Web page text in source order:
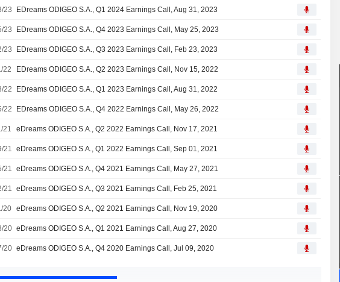
23 EDreams ODIGEO S.A., Q1 2024 Earnings Call, Aug 31, 2023
23 EDreams ODIGEO S.A., Q4 2023 Earnings Call, May 25, 2023
23 EDreams ODIGEO S.A., Q3 2023 Earnings Call, Feb 23, 2023
22 EDreams ODIGEO S.A., Q2 2023 Earnings Call, Nov 15, 2022
22 EDreams ODIGEO S.A., Q1 2023 Earnings Call, Aug 31, 2022
22 EDreams ODIGEO S.A., Q4 2022 Earnings Call, May 26, 2022
21 eDreams ODIGEO S.A., Q2 2022 Earnings Call, Nov 17, 2021
21 eDreams ODIGEO S.A., Q1 2022 Earnings Call, Sep 01, 2021
21 eDreams ODIGEO S.A., Q4 2021 Earnings Call, May 27, 2021
21 eDreams ODIGEO S.A., Q3 2021 Earnings Call, Feb 25, 2021
20 eDreams ODIGEO S.A., Q2 2021 Earnings Call, Nov 19, 2020
20 eDreams ODIGEO S.A., Q1 2021 Earnings Call, Aug 27, 2020
20 eDreams ODIGEO S.A., Q4 2020 Earnings Call, Jul 09, 2020